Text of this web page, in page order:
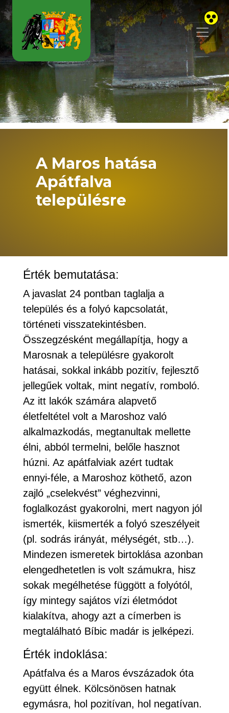
Skip to main content
A Maros hatása
Apátfalva
településre
Érték bemutatása:
A javaslat 24 pontban taglalja a
település és a folyó kapcsolatát,
történeti visszatekintésben.
Összegzésként megállapítja, hogy a
Marosnak a településre gyakorolt
hatásai, sokkal inkább pozitív, fejlesztő
jellegűek voltak, mint negatív, romboló.
Az itt lakók számára alapvető
életfeltétel volt a Maroshoz való
alkalmazkodás, megtanultak mellette
élni, abból termelni, belőle hasznot
húzni. Az apátfalviak azért tudtak
ennyi-féle, a Maroshoz köthető, azon
zajló „cselekvést” véghezvinni,
foglalkozást gyakorolni, mert nagyon jól
ismerték, kiismerték a folyó szeszélyeit
(pl. sodrás irányát, mélységét, stb…).
Mindezen ismeretek birtoklása azonban
elengedhetetlen is volt számukra, hisz
sokak megélhetése függött a folyótól,
így mintegy sajátos vízi életmódot
kialakítva, ahogy azt a címerben is
megtalálható Bíbic madár is jelképezi.
Érték indoklása:
Apátfalva és a Maros évszázadok óta
együtt élnek. Kölcsönösen hatnak
egymásra, hol pozitívan, hol negatívan.